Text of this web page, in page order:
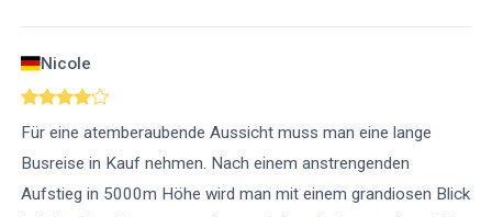
Nicole
Für eine atemberaubende Aussicht muss man eine lange
Busreise in Kauf nehmen. Nach einem anstrengenden
Aufstieg in 5000m Höhe wird man mit einem grandiosen Blick